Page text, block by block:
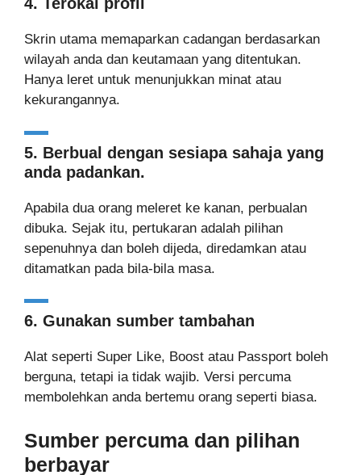
Skrin utama memaparkan cadangan berdasarkan
wilayah anda dan keutamaan yang ditentukan.
Hanya leret untuk menunjukkan minat atau
kekurangannya.
5. Berbual dengan sesiapa sahaja yang
anda padankan.
Apabila dua orang meleret ke kanan, perbualan
dibuka. Sejak itu, pertukaran adalah pilihan
sepenuhnya dan boleh dijeda, diredamkan atau
ditamatkan pada bila-bila masa.
6. Gunakan sumber tambahan
Alat seperti Super Like, Boost atau Passport boleh
berguna, tetapi ia tidak wajib. Versi percuma
membolehkan anda bertemu orang seperti biasa.
Sumber percuma dan pilihan
berbayar